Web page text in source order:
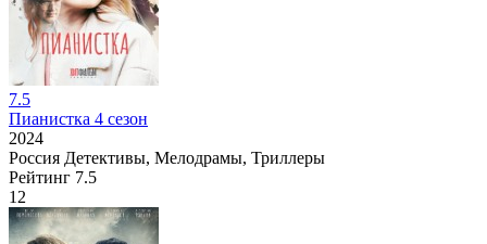
7.5
Пианистка 4 сезон
2024
Россия Детективы, Мелодрамы, Триллеры
Рейтинг 7.5
12